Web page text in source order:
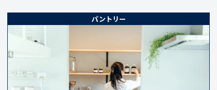
パントリー